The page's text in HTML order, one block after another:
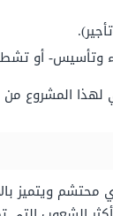
وتأسيس- أو
المشروع من
ويتميز